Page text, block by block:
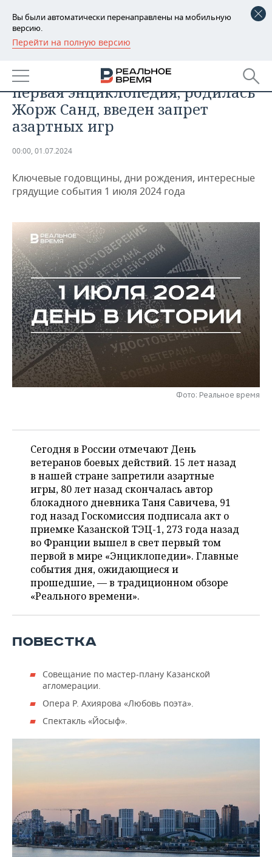
Вы были автоматически перенаправлены на мобильную
версию.
Перейти на полную версию
РЕГИОНЫ
БАШКОРТОСТАН
ТАТАРСТАН
УДМУРТИЯ
НОВОСТИ
АНАЛИТИКА
НОВОСТИ АНАЛИТИКИ
ДЕКЛАРАЦИИ О ДОХОДАХ
КОРОЛИ ГОСЗАКАЗА ПФО
КОМУ ПРИНАДЛЕЖАТ
ТОРГОВЫЕ ЦЕНТРЫ
ТАТАРСТАНА
ЭКОНОМИКА
НОВОСТИ ЭКОНОМИКИ
ФИНАНСЫ
БЮДЖЕТ
ИНВЕСТИЦИИ
ПРОМЫШЛЕННОСТЬ
НОВОСТИ
ПРОМЫШЛЕННОСТИ
АГРОПРОМ
МАШИНОСТРОЕНИЕ
НЕФТЕХИМИЯ
НЕФТЬ
ОПК
ЭНЕРГЕТИКА
НЕДВИЖИМОСТЬ
НОВОСТИ АВТО
БИЗНЕС
НОВОСТИ БИЗНЕСА
РОЗНИЧНАЯ ТОРГОВЛЯ
ТРАНСПОРТ
УСЛУГИ
ТЕХНОЛОГИИ
НОВОСТИ ТЕХНОЛОГИЙ
IT
МЕДИА
ТЕЛЕКОММУНИКАЦИИ
МЕРОПРИЯТИЯ
НОВОСТИ МЕРОПРИЯТИЙ
ВЫЕЗДНАЯ РЕДАКЦИЯ
БИЗНЕС-БРАНЧИ
ОТКРЫТАЯ ЛЕКЦИЯ
СПОРТ
НОВОСТИ СПОРТА
ФУТБОЛ
БАСКЕТБОЛ
ВОЛЕЙБОЛ
КИБЕРСПОРТ
ФИГУРНОЕ КАТАНИЕ
ВОДНЫЕ ВИДЫ СПОРТА
ХОККЕЙ С МЯЧОМ
ОБЩЕСТВО
НОВОСТИ ОБЩЕСТВА
ИНФРАСТРУКТУРА
ИСТОРИЯ
КУЛЬТУРА
МЕДИЦИНА
ОБРАЗОВАНИЕ
ПРОИСШЕСТВИЯ
ФОТОГАЛЕРЕЯ
СПИСОК ПЕРСОН
СПИСОК КОМПАНИЙ
ПОЛНАЯ ВЕРСИЯ
День в истории 1 июля: создана
первая энциклопедия, родилась
Жорж Санд, введен запрет
азартных игр
00:00, 01.07.2024
Ключевые годовщины, дни рождения, интересные
грядущие события 1 июля 2024 года
Фото: Реальное время
Сегодня в России отмечают День
ветеранов боевых действий. 15 лет назад
в нашей стране запретили азартные
игры, 80 лет назад скончалась автор
блокадного дневника Таня Савичева, 91
год назад Госкомиссия подписала акт о
приемке Казанской ТЭЦ-1, 273 года назад
во Франции вышел в свет первый том
первой в мире «Энциклопедии». Главные
события дня, ожидающиеся и
прошедшие, — в традиционном обзоре
«Реального времени».
ПОВЕСТКА
Совещание по мастер-плану Казанской
агломерации.
Опера Р. Ахиярова «Любовь поэта».
Спектакль «Йосыф».